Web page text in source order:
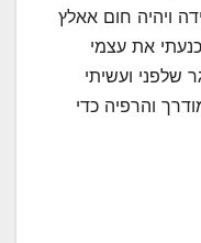
ויהיה חום אאלץ
את עצמי
שלפני ועשיתי
והרפיה כדי